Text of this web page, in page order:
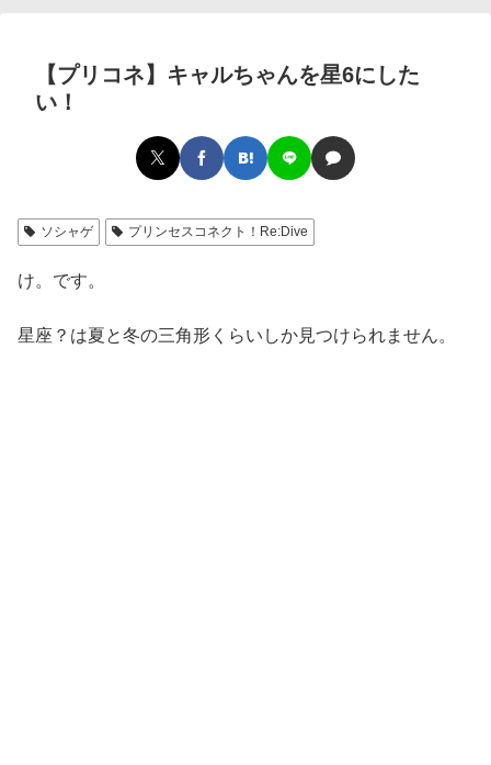
【プリコネ】キャルちゃんを星6にした
い！
ソシャゲ プリンセスコネクト！Re:Dive
け。です。
星座？は夏と冬の三角形くらいしか見つけられません。